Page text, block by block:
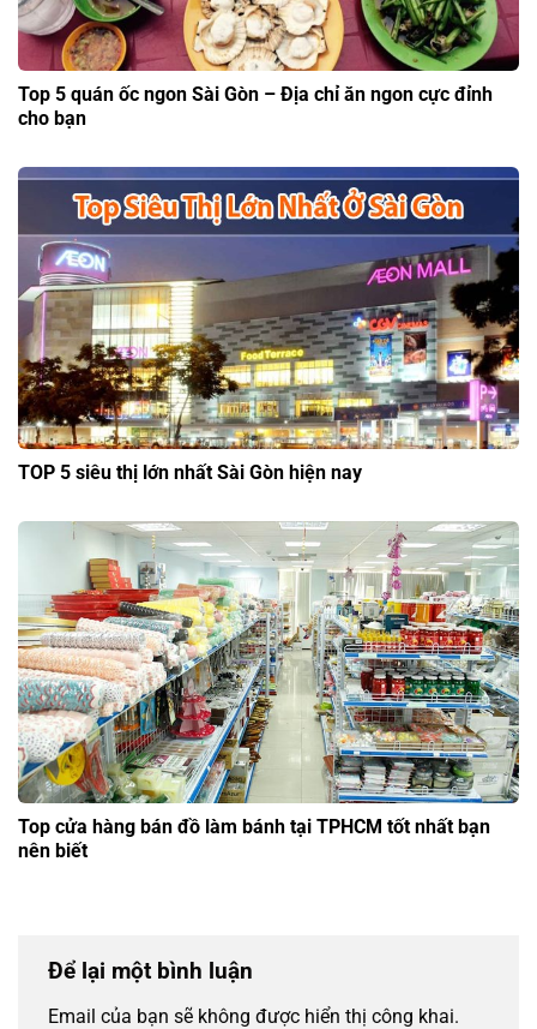
Top 5 quán ốc ngon Sài Gòn – Địa chỉ ăn ngon cực đỉnh
cho bạn
TOP 5 siêu thị lớn nhất Sài Gòn hiện nay
Top cửa hàng bán đồ làm bánh tại TPHCM tốt nhất bạn
nên biết
Để lại một bình luận
Email của bạn sẽ không được hiển thị công khai.